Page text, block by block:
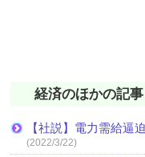
経済のほかの記事
【社説】電力需給
(2022/3/22)